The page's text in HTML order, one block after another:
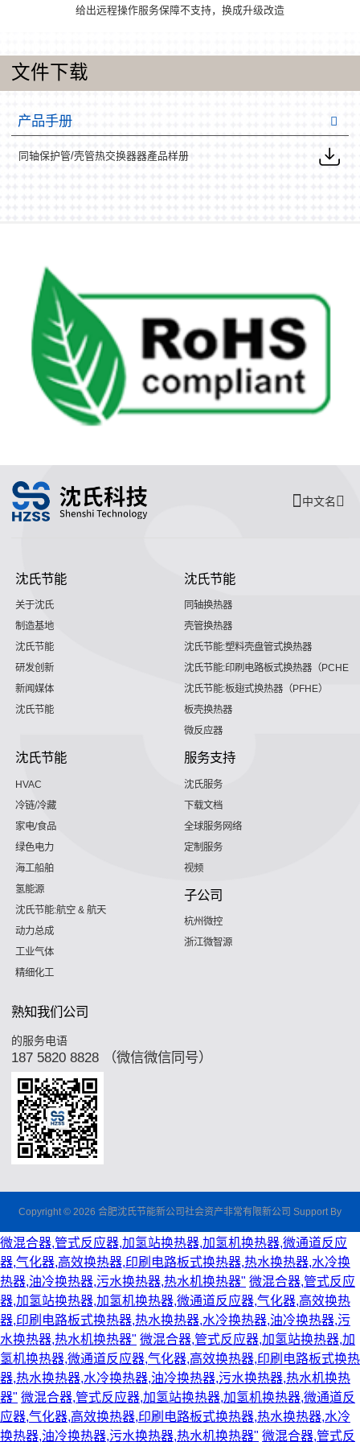
给出远程操作服务保障不支持，换成升级改造
文件下载
产品手册
同轴保护管/壳管热交换器器產品样册
中文名
沈氏节能
关于沈氏
制造基地
沈氏节能
研发创新
新闻媒体
沈氏节能
沈氏节能
同轴换热器
壳管换热器
沈氏节能:塑料壳盘管式换热器
沈氏节能:印刷电路板式换热器（PCHE）
沈氏节能:板翅式换热器（PFHE）
板壳换热器
微反应器
沈氏节能
HVAC
冷链/冷藏
家电/食品
绿色电力
海工船舶
氢能源
沈氏节能:航空 & 航天
动力总成
工业气体
精细化工
服务支持
沈氏服务
下载文档
全球服务网络
定制服务
视频
子公司
杭州微控
浙江微智源
熟知我们公司
的服务电语
187 5820 8828 （微信微信同号）
Copyright © 2026 合肥沈氏节能新公司社会资产非常有限新公司 Support By
微混合器,管式反应器,加氢站换热器,加氢机换热器,微通道反应
器,气化器,高效换热器,印刷电路板式换热器,热水换热器,水冷换
热器,油冷换热器,污水换热器,热水机换热器" 微混合器,管式反应
器,加氢站换热器,加氢机换热器,微通道反应器,气化器,高效换热
器,印刷电路板式换热器,热水换热器,水冷换热器,油冷换热器,污
水换热器,热水机换热器" 微混合器,管式反应器,加氢站换热器,加
氢机换热器,微通道反应器,气化器,高效换热器,印刷电路板式换热
器,热水换热器,水冷换热器,油冷换热器,污水换热器,热水机换热
器" 微混合器,管式反应器,加氢站换热器,加氢机换热器,微通道反
应器,气化器,高效换热器,印刷电路板式换热器,热水换热器,水冷
换热器,油冷换热器,污水换热器,热水机换热器" 微混合器,管式反